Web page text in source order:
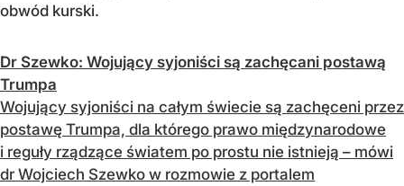
obwód kurski.
Dr Szewko: Wojujący syjoniści są zachęcani postawą
Trumpa
Wojujący syjoniści na całym świecie są zachęceni przez
postawę Trumpa, dla którego prawo międzynarodowe
i reguły rządzące światem po prostu nie istnieją – mówi
dr Wojciech Szewko w rozmowie z portalem